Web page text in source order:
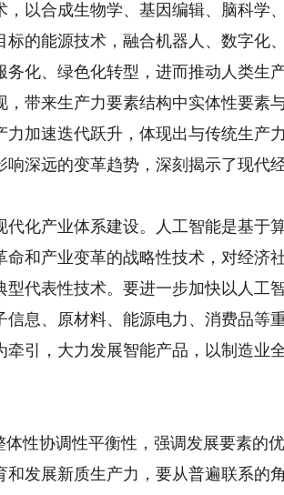
以合成生物学、基因编辑、脑科学、
的能源技术，融合机器人、数字化、
化、绿色化转型，进而推动人类生
带来生产力要素结构中实体性要素
加速迭代跃升，体现出与传统生产力
深远的变革趋势，深刻揭示了现代
化产业体系建设。人工智能是基于
和产业变革的战略性技术，对经济
代表性技术。要进一步加快以人工
息、原材料、能源电力、消费品等
引，大力发展智能产品，以制造业
性协调性平衡性，强调发展要素的优
发展新质生产力，要从普遍联系的角